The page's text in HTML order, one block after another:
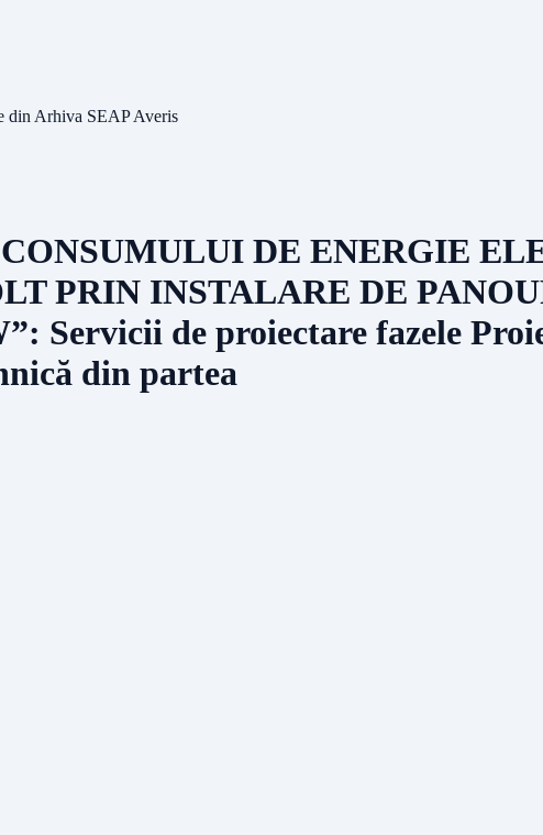
din Arhiva SEAP Averis
DE ENERGIE
PRIN INSTALARE DE
Servicii de proiectare fazele
din partea